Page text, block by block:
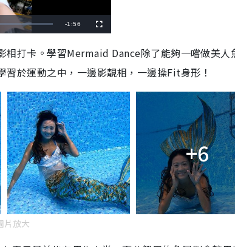
R
m
i
n
i
n
g
T
i
-1:56
u
s
c
e
e
打卡。學習Mermaid Dance除了能夠一嚐做美人
於運動之中，一邊影靚相，一邊操Fit身形！
+6
片放大